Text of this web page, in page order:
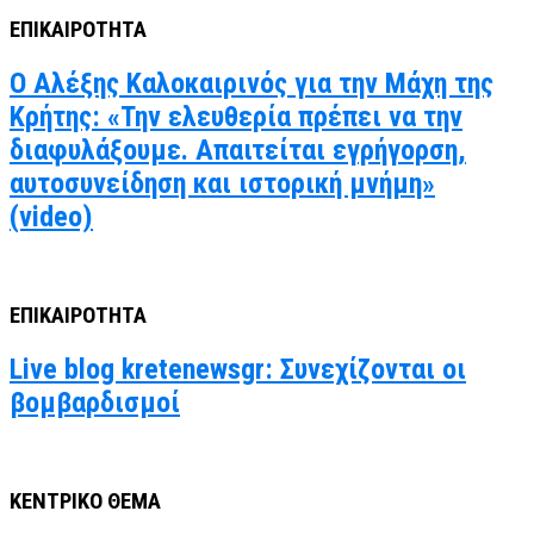
ΕΠΙΚΑΙΡΟΤΗΤΑ
Ο Αλέξης Καλοκαιρινός για την Μάχη της
Κρήτης: «Την ελευθερία πρέπει να την
διαφυλάξουμε. Απαιτείται εγρήγορση,
αυτοσυνείδηση και ιστορική μνήμη»
(video)
ΕΠΙΚΑΙΡΟΤΗΤΑ
Live blog kretenewsgr: Συνεχίζονται οι
βομβαρδισμοί
ΚΕΝΤΡΙΚΟ ΘΕΜΑ